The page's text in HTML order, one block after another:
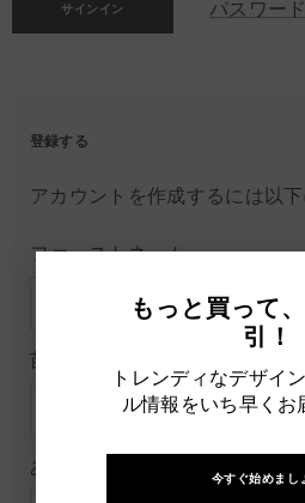
パスワー
登録する
アカウントを作成するには以
ファーストネーム
苗字
あなたのメールアドレス
もっと買って
引！
トレンディなデザイ
ル情報をいち早くお
今すぐ始めまし